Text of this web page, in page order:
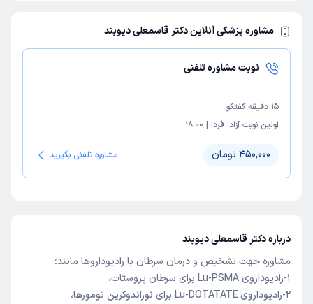
مشاوره پزشکی آنلاین دکتر قاسمعلی دیوبند
نوبت مشاوره تلفنی
15 دقیقه گفتگو
اولین نوبت آزاد: فردا |
18:00
450,000 تومان مشاوره تلفنی بگیرید
درباره دکتر قاسمعلی دیوبند
مشاوره جهت تشخیص و درمان سرطان با رادیوداروها مانند؛
1-رادیوداروی Lu-PSMA برای سرطان پروستات،
2-رادیوداروی Lu-DOTATATE برای نوراندوکرین تومورها،